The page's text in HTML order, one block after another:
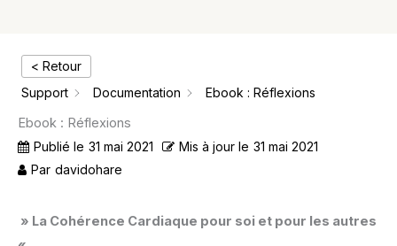
< Retour
Support
Documentation Ebook : Réflexions
Ebook : Réflexions
Publié le 31 mai 2021 Mis à jour le 31 mai 2021
Par davidohare
» La Cohérence Cardiaque pour soi et pour les autres